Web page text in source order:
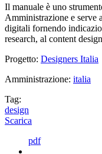
Il manuale è uno
Amministrazione e serve
digitali fornendo
research, al content
Progetto: Designers Italia
Amministrazione: italia
Tag:
design
Scarica
pdf